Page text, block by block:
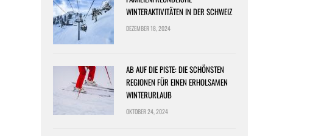
WINTERAKTIVITÄTEN IN DER SCHWEIZ
DEZEMBER 18, 2024
AB AUF DIE PISTE: DIE SCHÖNSTEN
REGIONEN FÜR EINEN ERHOLSAMEN
WINTERURLAUB
OKTOBER 24, 2024